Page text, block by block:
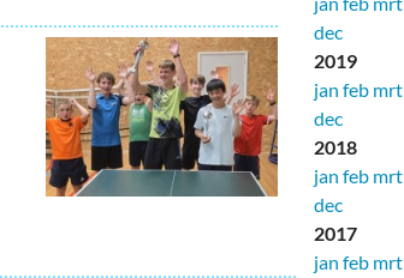
dec
2019
jan feb mrt
dec
2018
jan feb mrt
dec
2017
jan feb mrt